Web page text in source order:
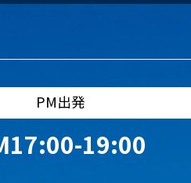
PM出発
19:00